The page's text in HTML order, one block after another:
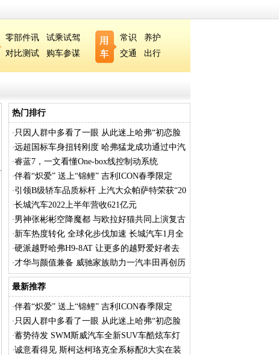
零部件讯
试乘试驾
对比测试
购车参谋
常识
养护
交通
出行
热门排行
·只因人群中多看了一眼 从此迷上哈弗“初恋脸
·远超国标车身扭转刚度 哈弗猛龙成功通过中汽
·睿蓝7，一文看懂One-box线控制动系统
·伴着“炽爱” 送上“锦鲤” 吉利ICON春季限定
·引领B级轿车品质标杆 上汽大众帕萨特荣获“20
·长城汽车2022上半年营收621亿元
·男神张彬彬空降魔都 与欧拉好猫共同上演复古
·新车热度转化 全球化步伐加速 长城汽车1月全
·硬派越野哈弗H9-8AT 让更多的越野爱好者去
逐
·才华与颜值兼备 威驰家族助力一汽丰田再创历
最新推荐
·伴着“炽爱” 送上“锦鲤” 吉利ICON春季限定
·只因人群中多看了一眼 从此迷上哈弗“初恋脸
·蓄势待发 SWM斯威汽车全新SUV车酷炫车灯
曝光
·诚意看得见 斯柯达柯珞克全系标配8大实在装